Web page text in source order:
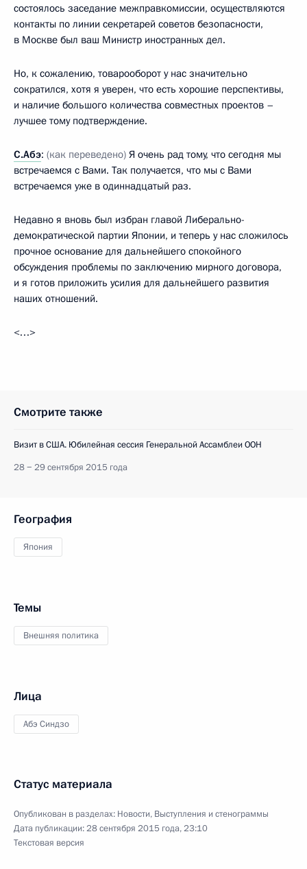
состоялось заседание межправкомиссии, осуществляются
контакты по линии секретарей советов безопасности,
в Москве был ваш Министр иностранных дел.
Но, к сожалению, товарооборот у нас значительно
сократился, хотя я уверен, что есть хорошие перспективы,
и наличие большого количества совместных проектов –
лучшее тому подтверждение.
С.Абэ: (как переведено) Я очень рад тому, что сегодня мы
встречаемся с Вами. Так получается, что мы с Вами
встречаемся уже в одиннадцатый раз.
Недавно я вновь был избран главой Либерально-
демократической партии Японии, и теперь у нас сложилось
прочное основание для дальнейшего спокойного
обсуждения проблемы по заключению мирного договора,
и я готов приложить усилия для дальнейшего развития
наших отношений.
<…>
Смотрите также
Визит в США. Юбилейная сессия Генеральной Ассамблеи ООН
28 − 29 сентября 2015 года
География
Япония
Темы
Внешняя политика
Лица
Абэ Синдзо
Статус материала
Опубликован в разделах: Новости, Выступления и стенограммы
Дата публикации:28 сентября 2015 года, 23:10
Текстовая версия